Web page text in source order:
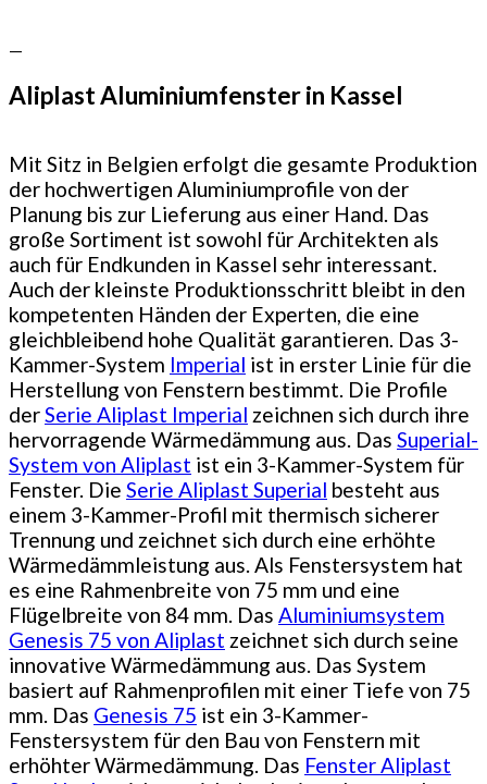
—
Aliplast Aluminiumfenster in Kassel
Mit Sitz in Belgien erfolgt die gesamte Produktion
der hochwertigen Aluminiumprofile von der
Planung bis zur Lieferung aus einer Hand. Das
große Sortiment ist sowohl für Architekten als
auch für Endkunden in Kassel sehr interessant.
Auch der kleinste Produktionsschritt bleibt in den
kompetenten Händen der Experten, die eine
gleichbleibend hohe Qualität garantieren. Das 3-
Kammer-System Imperial ist in erster Linie für die
Herstellung von Fenstern bestimmt. Die Profile
derSerie Aliplast Imperial zeichnen sich durch ihre
hervorragende Wärmedämmung aus. Das Superial-
System von Aliplast ist ein 3-Kammer-System für
Fenster. Die Serie Aliplast Superial besteht aus
einem 3-Kammer-Profil mit thermisch sicherer
Trennung und zeichnet sich durch eine erhöhte
Wärmedämmleistung aus. Als Fenstersystem hat
es eine Rahmenbreite von 75 mm und eine
Flügelbreite von 84 mm. Das Aluminiumsystem
Genesis 75 von Aliplast zeichnet sich durch seine
innovative Wärmedämmung aus. Das System
basiert auf Rahmenprofilen mit einer Tiefe von 75
mm. Das Genesis 75 ist ein 3-Kammer-
Fenstersystem für den Bau von Fenstern mit
erhöhter Wärmedämmung. Das Fenster Aliplast